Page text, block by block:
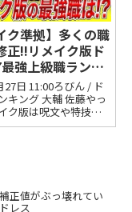
ク準拠】多くの職
正!!リメイク版ド
強上級職ランキ
27日 11:00ろびん / ド
キング 大輔 佐藤やっ
ク版は呪文や特技が
くなったのが残念で
正値がぶっ壊れてい
レス